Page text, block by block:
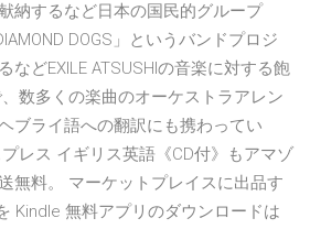
納するなど日本の国民的グループ
DOGS」というバンドプロジ
などEXILE ATSUSHIの音楽に対する飽
数多くの楽曲のオーケストラアレン
ブライ語への翻訳にも携わってい
レス イギリス英語《CD付》もアマゾ
無料。 マーケットプレイスに出品す
Kindle 無料アプリのダウンロードは